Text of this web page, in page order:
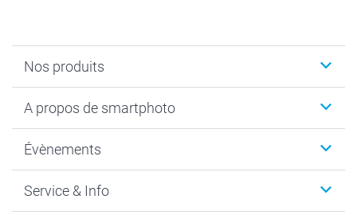
Nos produits
Cadeaux photo
MyNameBook
Développement photo & Tirage photo
A propos de smartphoto
Durabilité
Gestion des cookies
Évènements
Nouvel An
Service & Info